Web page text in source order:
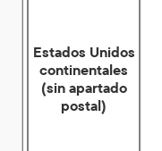
Estados Unidos
continentales
(sin apartado
postal)